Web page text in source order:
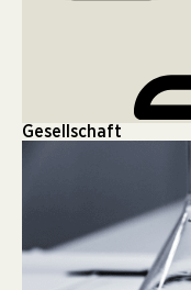
Gesellschaft